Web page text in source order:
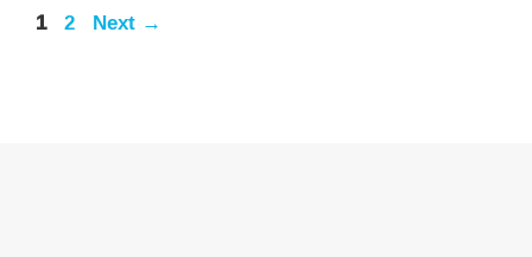
Page
1 Page
2 Next →